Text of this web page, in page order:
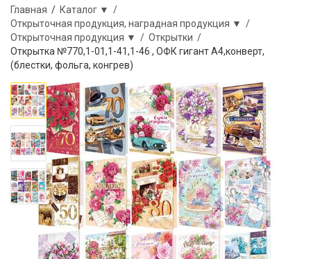
Главная / Каталог ▼ /
Открыточная продукция, наградная продукция ▼ /
Открыточная продукция ▼ / Открытки /
Открытка №770,1-01,1-41,1-46 , ОФК гигант А4,конверт,
(блестки, фольга, конгрев)